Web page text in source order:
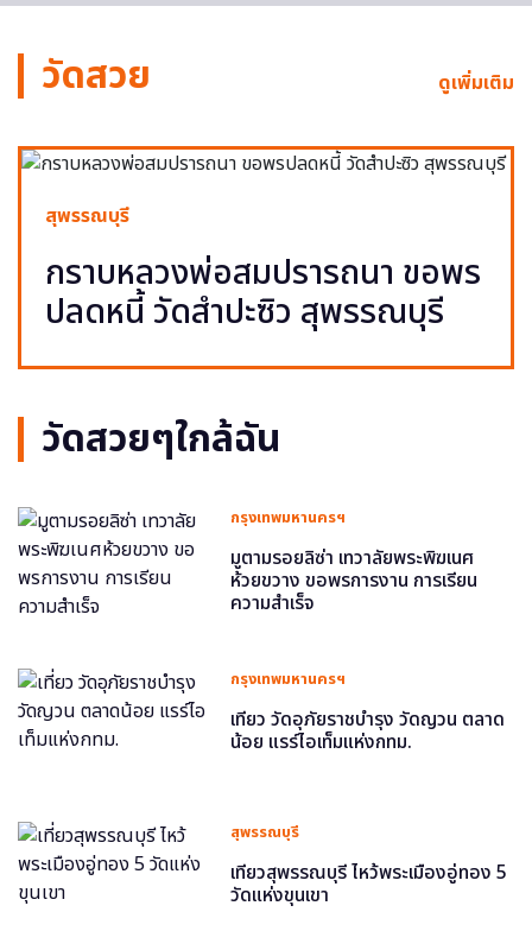
วัดสวย ดูเพิ่มเติม
สุพรรณบุรี
กราบหลวงพ่อสมปรารถนา ขอพร
ปลดหนี้ วัดสำปะซิว สุพรรณบุรี
วัดสวยๆใกล้ฉัน
กรุงเทพมหานครฯ
มูตามรอยลิซ่า เทวาลัยพระพิฆเนศ
ห้วยขวาง ขอพรการงาน การเรียน
ความสำเร็จ
กรุงเทพมหานครฯ
เที่ยว วัดอุภัยราชบำรุง วัดญวน ตลาด
น้อย แรร์ไอเท็มแห่งกทม.
สุพรรณบุรี
เที่ยวสุพรรณบุรี ไหว้พระเมืองอู่ทอง 5
วัดแห่งขุนเขา